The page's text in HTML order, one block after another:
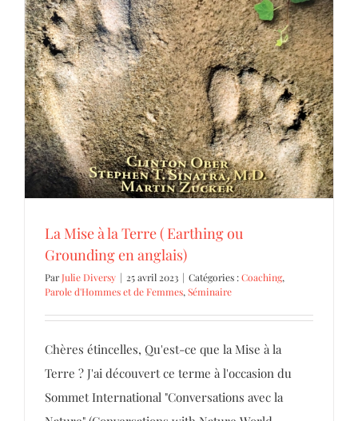
La Mise à la Terre ( Earthing ou Grounding
en anglais)
Coaching Parole d'Hommes et de Femmes Séminaire
La Mise à la Terre ( Earthing ou
Grounding en anglais)
ParJulie Diversy | 25 avril 2023 | Catégories :Coaching,
Parole d'Hommes et de Femmes, Séminaire
Chères étincelles, Qu'est-ce que la Mise à la
Terre ? J'ai découvert ce terme à l'occasion du
Sommet International "Conversations avec la